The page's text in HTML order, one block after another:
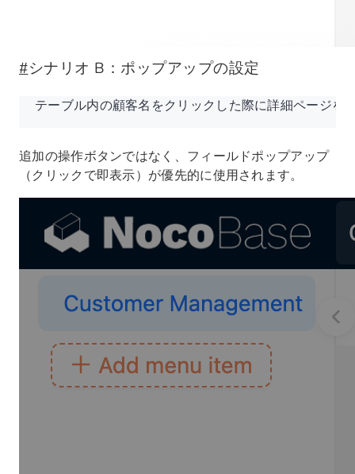
#シナリオ B：ポップアップの設定
テーブル内の顧客名をクリックした際に詳細ページ
追加の操作ボタンではなく、フィールドポップアップ
（クリックで即表示）が優先的に使用されます。